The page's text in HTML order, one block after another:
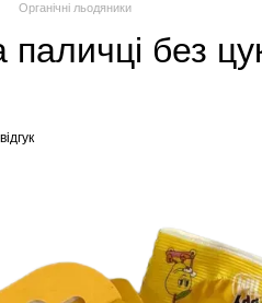
Органічні льодяники
без